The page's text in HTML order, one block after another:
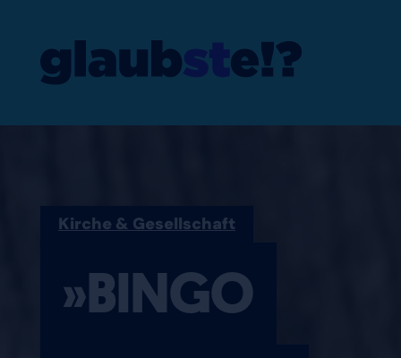
Kirche & Gesellschaft
»BINGO
»BINGO